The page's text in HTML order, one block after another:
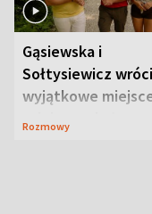
Gąsiewska i
Sołtysiewicz
wyjątkowe
szlaku czekał
Rozmowy